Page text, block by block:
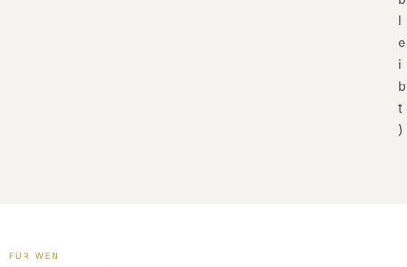
l
e
i
b
t
)
FÜR WEN